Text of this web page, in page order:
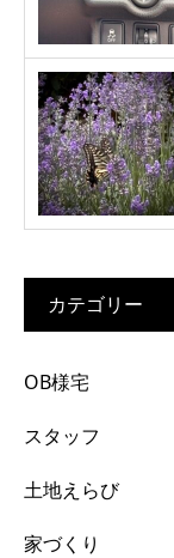
カテゴリー
OB様宅
スタッフ
土地えらび
家づくり